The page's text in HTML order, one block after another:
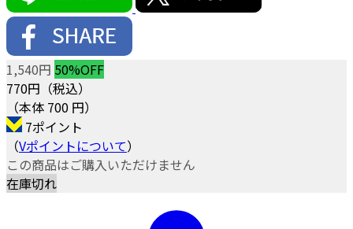
1,540円 50%OFF
770円（税込）
（本体 700 円）
7ポイント
（Vポイントについて）
この商品はご購入いただけません
在庫切れ